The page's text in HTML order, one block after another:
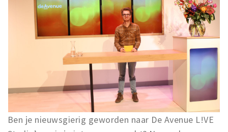
Ben je nieuwsgierig geworden naar De Avenue L!VE